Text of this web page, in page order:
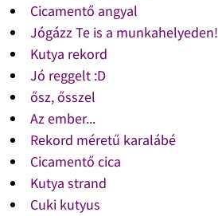
Cicamentő angyal
Jógázz Te is a munkahelyeden!
Kutya rekord
Jó reggelt :D
ősz, ősszel
Az ember...
Rekord méretű karalábé
Cicamentő cica
Kutya strand
Cuki kutyus